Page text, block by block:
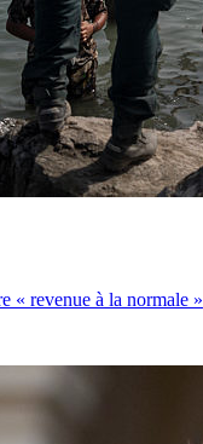
« revenue à la normale »